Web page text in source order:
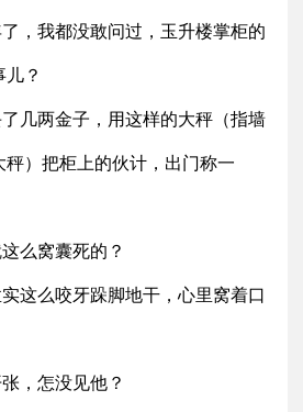
，我都没敢问过，玉升楼掌柜的
？
几两金子，用这样的大秤（指墙
）把柜上的伙计，出门称一
么窝囊死的？
这么咬牙跺脚地干，心里窝着口
，怎没见他？